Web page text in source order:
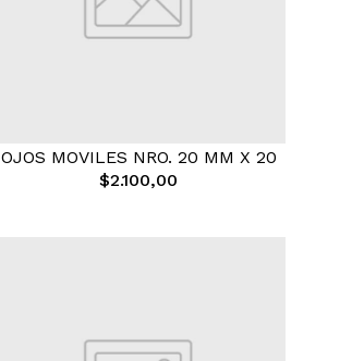
OJOS MOVILES NRO. 20 MM X 20
$2.100,00